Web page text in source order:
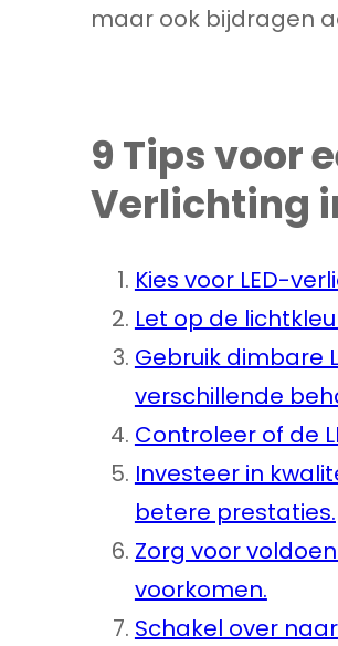
maar ook bijdragen
9 Tips voor
Verlichting
Kies voor LED-
Let op de
Gebruik dimbare
verschillende
Controleer of de
Investeer in
betere prestaties.
Zorg voor
voorkomen.
Schakel over